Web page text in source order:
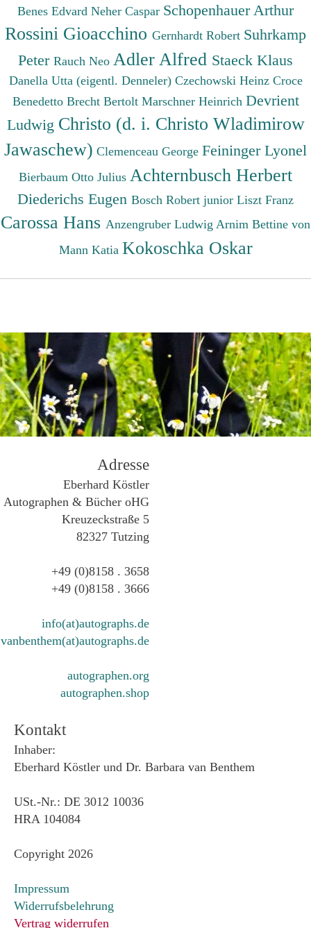
Benes Edvard Neher Caspar Schopenhauer Arthur
Rossini Gioacchino Gernhardt Robert Suhrkamp
Peter Rauch Neo Adler Alfred Staeck Klaus
Danella Utta (eigentl. Denneler) Czechowski Heinz Croce
Benedetto Brecht Bertolt Marschner Heinrich Devrient
Ludwig Christo (d. i. Christo Wladimirow
Jawaschew) Clemenceau George Feininger Lyonel
Bierbaum Otto Julius Achternbusch Herbert
Diederichs Eugen Bosch Robert junior Liszt Franz
Carossa Hans Anzengruber Ludwig Arnim Bettine von
Mann Katia Kokoschka Oskar
Adresse
Eberhard Köstler
Autographen & Bücher oHG
Kreuzeckstraße 5
82327 Tutzing
+49 (0)8158 . 3658
+49 (0)8158 . 3666
info(at)autographs.de
vanbenthem(at)autographs.de
autographen.org
autographen.shop
Kontakt
Inhaber:
Eberhard Köstler und Dr. Barbara van Benthem
USt.-Nr.: DE 3012 10036
HRA 104084
Copyright 2026
Impressum
Widerrufsbelehrung
Vertrag widerrufen